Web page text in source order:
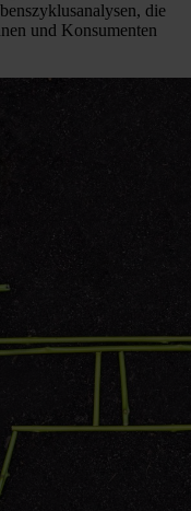
die
und Konsumenten